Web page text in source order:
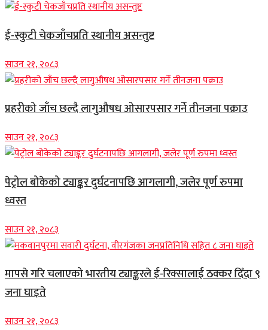
ई-स्कुटी चेकजाँचप्रति स्थानीय असन्तुष्ट
साउन २१, २०८३
प्रहरीको जाँच छल्दै लागुऔषध ओसारपसार गर्ने तीनजना पक्राउ
साउन २१, २०८३
पेट्रोल बोकेको ट्याङ्कर दुर्घटनापछि आगलागी, जलेर पूर्ण रुपमा
ध्वस्त
साउन २१, २०८३
मापसे गरि चलाएको भारतीय ट्याङ्करले ई-रिक्सालाई ठक्कर दिँदा ९
जना घाइते
साउन २१, २०८३